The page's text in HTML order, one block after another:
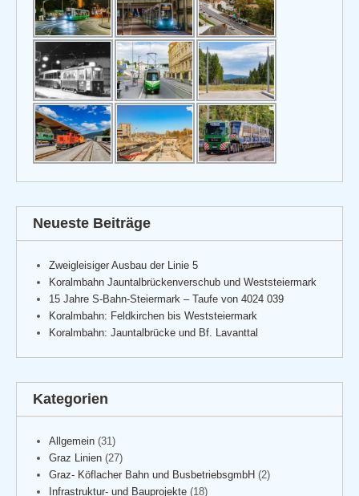
Neueste Beiträge
Zweigleisiger Ausbau der Linie 5
Koralmbahn Jauntalbrückenverschub und Weststeiermark
15 Jahre S-Bahn-Steiermark – Taufe von 4024 039
Koralmbahn: Feldkirchen bis Weststeiermark
Koralmbahn: Jauntalbrücke und Bf. Lavanttal
Kategorien
Allgemein (31)
Graz Linien (27)
Graz- Köflacher Bahn und BusbetriebsgmbH (2)
Infrastruktur- und Bauprojekte (18)